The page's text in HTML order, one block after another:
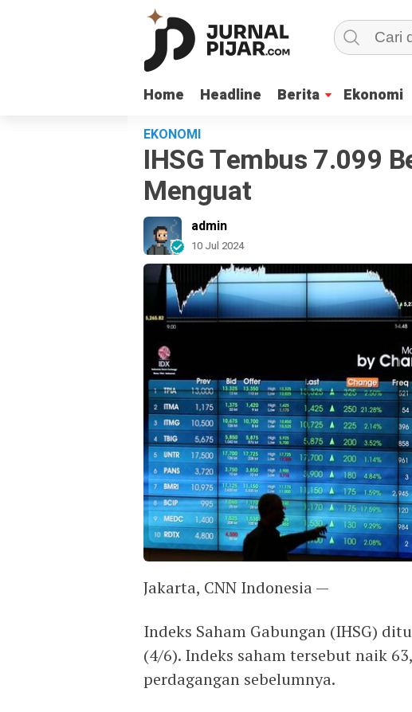
Home Headline Berita Ekonomi
Home Headline Berita Ekonomi
EKONOMI
IHSG Tembus 7.099
Menguat
admin
10 Jul 2024
Jakarta, CNN Indonesia —
Indeks Saham Gabungan (IHSG)
(4/6). Indeks saham tersebut naik
perdagangan sebelumnya.